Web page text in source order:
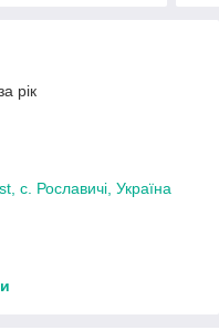
рік
с. Рославичі, Україна